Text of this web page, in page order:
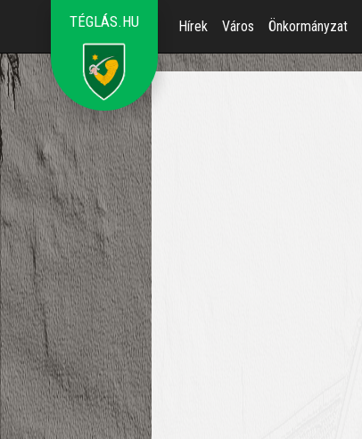
TÉGLÁS.HU Hírek Város Önkormányzat